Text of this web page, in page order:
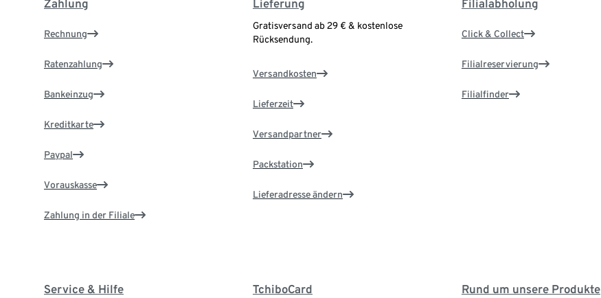
Zahlung
Rechnung
Ratenzahlung
Bankeinzug
Kreditkarte
Paypal
Vorauskasse
Zahlung in der Filiale
Lieferung
Gratisversand ab 29 € & kostenlose
Rücksendung.
Versandkosten
Lieferzeit
Versandpartner
Packstation
Lieferadresse ändern
Filialabholung
Click & Collect
Filialreservierung
Filialfinder
Service & Hilfe TchiboCard Rund um unsere Produkte